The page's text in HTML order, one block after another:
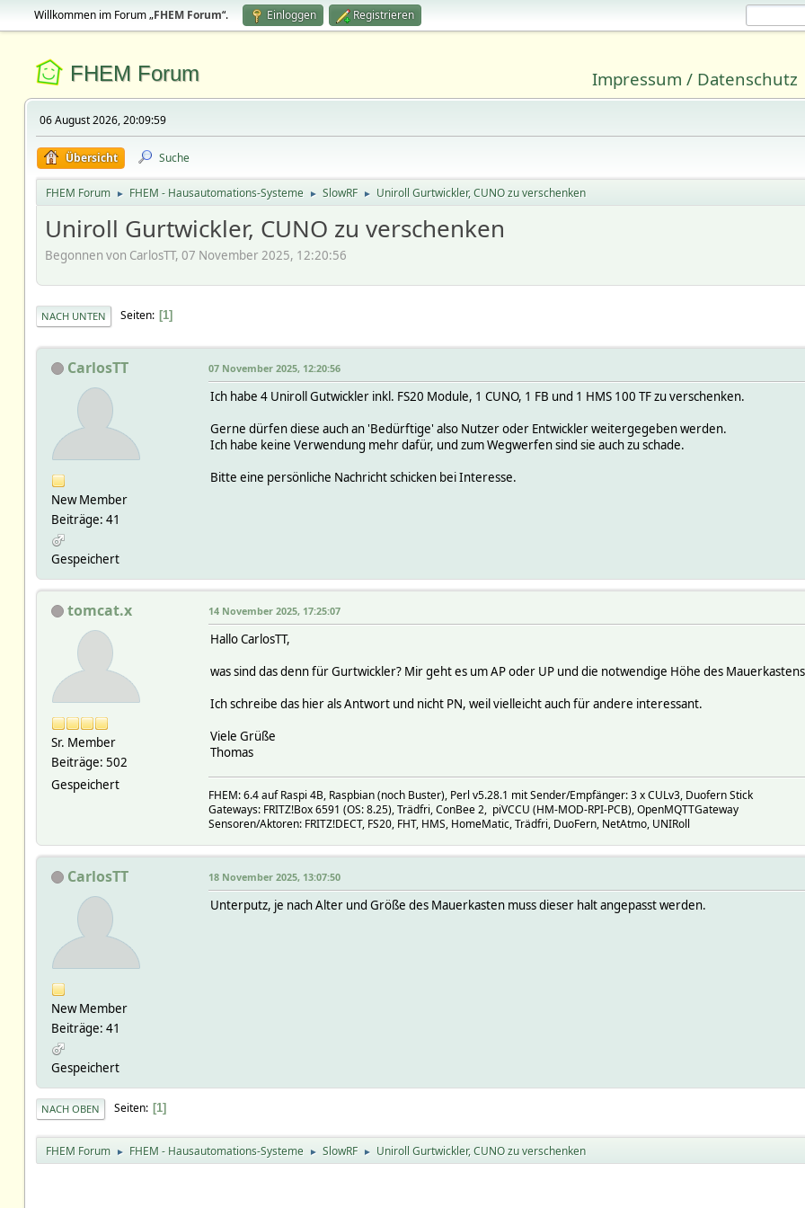
Willkommen im Forum „FHEM Forum“. Einloggen Registrieren
FHEM Forum Impressum / Datenschutz
06 August 2026, 20:09:59
Übersicht Suche
FHEM Forum ► FHEM - Hausautomations-Systeme ► SlowRF ► Uniroll Gurtwickler, CUNO zu verschenken
Uniroll Gurtwickler, CUNO zu verschenken
Begonnen von CarlosTT, 07 November 2025, 12:20:56
NACH UNTEN Seiten 1
CarlosTT
New Member
Beiträge: 41
Gespeichert
07 November 2025, 12:20:56
Ich habe 4 Uniroll Gutwickler inkl. FS20 Module, 1 CUNO, 1 FB und 1 HMS 100 TF zu verschenken.
Gerne dürfen diese auch an 'Bedürftige' also Nutzer oder Entwickler weitergegeben werden.
Ich habe keine Verwendung mehr dafür, und zum Wegwerfen sind sie auch zu schade.
Bitte eine persönliche Nachricht schicken bei Interesse.
tomcat.x
Sr. Member
Beiträge: 502
Gespeichert
14 November 2025, 17:25:07
Hallo CarlosTT,
was sind das denn für Gurtwickler? Mir geht es um AP oder UP und die notwendige Höhe des Mauerkastens
Ich schreibe das hier als Antwort und nicht PN, weil vielleicht auch für andere interessant.
Viele Grüße
Thomas
FHEM: 6.4 auf Raspi 4B, Raspbian (noch Buster), Perl v5.28.1 mit Sender/Empfänger: 3 x CULv3, Duofern Stick
Gateways: FRITZ!Box 6591 (OS: 8.25), Trädfri, ConBee 2, piVCCU (HM-MOD-RPI-PCB), OpenMQTTGateway
Sensoren/Aktoren: FRITZ!DECT, FS20, FHT, HMS, HomeMatic, Trädfri, DuoFern, NetAtmo, UNIRoll
CarlosTT
New Member
Beiträge: 41
Gespeichert
18 November 2025, 13:07:50
Unterputz, je nach Alter und Größe des Mauerkasten muss dieser halt angepasst werden.
NACH OBEN Seiten 1
FHEM Forum ► FHEM - Hausautomations-Systeme ► SlowRF ► Uniroll Gurtwickler, CUNO zu verschenken